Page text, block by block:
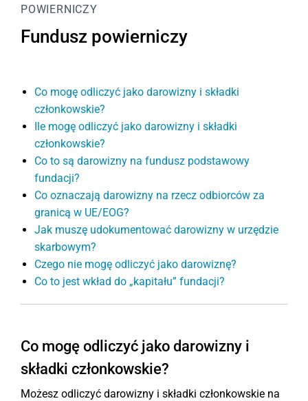
POWIERNICZY
Fundusz powierniczy
Co mogę odliczyć jako darowizny i składki
członkowskie?
Ile mogę odliczyć jako darowizny i składki
członkowskie?
Co to są darowizny na fundusz podstawowy
fundacji?
Co oznaczają darowizny na rzecz odbiorców za
granicą w UE/EOG?
Jak muszę udokumentować darowizny w urzędzie
skarbowym?
Czego nie mogę odliczyć jako darowiznę?
Co to jest wkład do „kapitału” fundacji?
Co mogę odliczyć jako darowizny i
składki członkowskie?
Możesz odliczyć darowizny i składki członkowskie na